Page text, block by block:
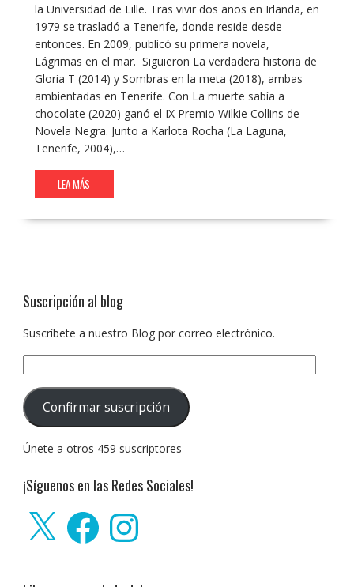
la Universidad de Lille. Tras vivir dos años en Irlanda, en
1979 se trasladó a Tenerife, donde reside desde
entonces. En 2009, publicó su primera novela,
Lágrimas en el mar. Siguieron La verdadera historia de
Gloria T (2014) y Sombras en la meta (2018), ambas
ambientadas en Tenerife. Con La muerte sabía a
chocolate (2020) ganó el IX Premio Wilkie Collins de
Novela Negra. Junto a Karlota Rocha (La Laguna,
Tenerife, 2004),…
LEA MÁS
Suscripción al blog
Suscríbete a nuestro Blog por correo electrónico.
de
correo
electrónico:
Confirmar suscripción
Únete a otros 459 suscriptores
¡Síguenos en las Redes Sociales!
FacebookInstagram